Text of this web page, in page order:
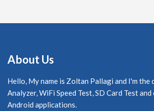
About Us
Hello, My name is Zoltan Pallagi and I'm the
Analyzer, WiFi Speed Test, SD Card Test
Android applications.